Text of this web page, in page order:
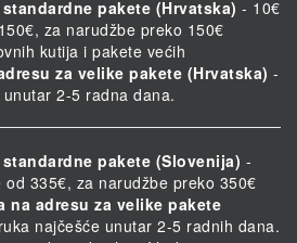
pakete (Hrvatska) - 10€
za narudžbe preko 150€
kutija i pakete većih
za velike pakete (Hrvatska) -
2-5 radna dana.
pakete (Slovenija) -
335€, za narudžbe preko 350€
na adresu za velike pakete
najčešće unutar 2-5 radnih dana.